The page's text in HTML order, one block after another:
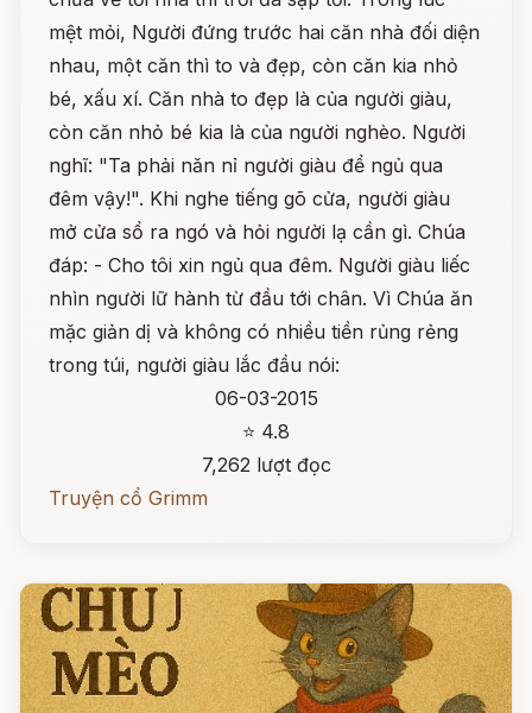
mệt mỏi, Người đứng trước hai căn nhà đối diện
nhau, một căn thì to và đẹp, còn căn kia nhỏ
bé, xấu xí. Căn nhà to đẹp là của người giàu,
còn căn nhỏ bé kia là của người nghèo. Người
nghĩ: "Ta phải năn nỉ người giàu để ngủ qua
đêm vậy!". Khi nghe tiếng gõ cửa, người giàu
mở cửa sổ ra ngó và hỏi người lạ cần gì. Chúa
đáp: - Cho tôi xin ngủ qua đêm. Người giàu liếc
nhìn người lữ hành từ đầu tới chân. Vì Chúa ăn
mặc giản dị và không có nhiều tiền rủng rẻng
trong túi, người giàu lắc đầu nói:
06-03-2015
⭐ 4.8
7,262 lượt đọc
Truyện cổ Grimm